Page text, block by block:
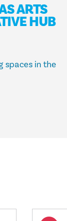
ARTS
HUB
spaces in the